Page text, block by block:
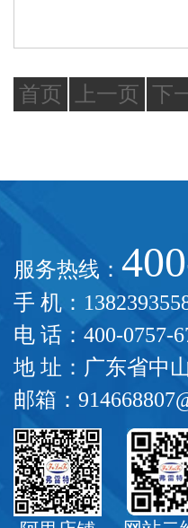
首页 上一页 下
服务热线：
手 机：
电 话：400-0757-
地 址：广东省中
邮箱：